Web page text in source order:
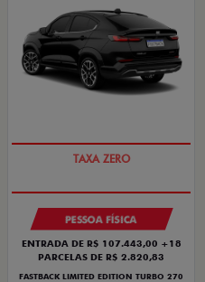
PREÇO IMPERDÍVEL
PESSOA FÍSICA
ENTRADA DE R$ 107.443,00 +18
PARCELAS DE R$ 2.820,83
FASTBACK LIMITED EDITION TURBO 270